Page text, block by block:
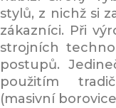
stylů, z nichž si
zákazníci. Při
strojních
postupů.
použitím
(masivní